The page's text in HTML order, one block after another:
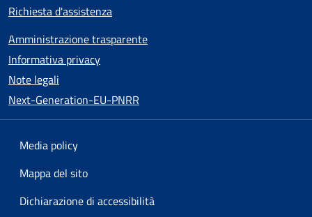
Richiesta d'assistenza
Amministrazione trasparente
Informativa privacy
Note legali
Next-Generation-EU-PNRR
Media policy
Mappa del sito
Dichiarazione di accessibilità